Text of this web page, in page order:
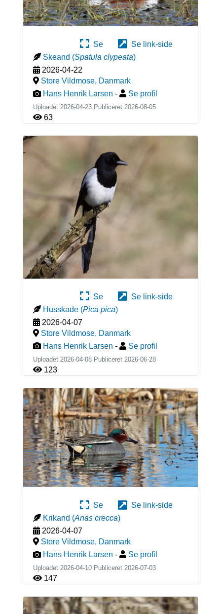
Se
Se link-side
Skeand (Spatula clypeata)
2026-04-22
Store Vildmose, Danmark
Hans Henrik Larsen - Se profil
Uploadet 2026-04-23 Publiceret 2026-08-05
63
Se
Se link-side
Husskade (Pica pica)
2026-04-07
Store Vildmose, Danmark
Hans Henrik Larsen - Se profil
Uploadet 2026-04-08 Publiceret 2026-06-28
123
Se
Se link-side
Krikand (Anas crecca)
2026-04-07
Store Vildmose, Danmark
Hans Henrik Larsen - Se profil
Uploadet 2026-04-10 Publiceret 2026-07-03
147